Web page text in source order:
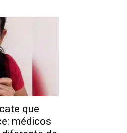
que
médicos